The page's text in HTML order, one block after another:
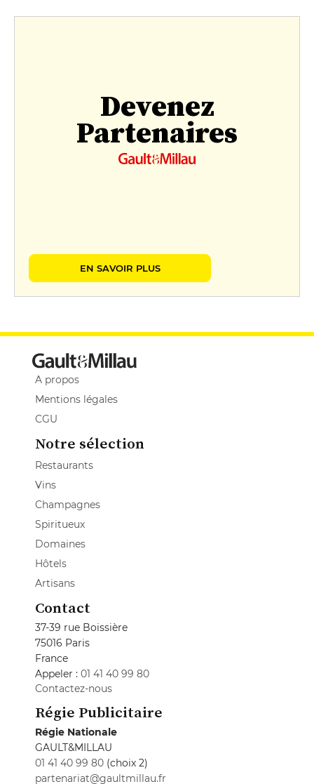
Devenez
Partenaires
EN SAVOIR PLUS
A propos
Mentions légales
CGU
Notre sélection
Restaurants
Vins
Champagnes
Spiritueux
Domaines
Hôtels
Artisans
Contact
37-39 rue Boissière
75016 Paris
France
Appeler : 01 41 40 99 80
Contactez-nous
Régie Publicitaire
Régie Nationale
GAULT&MILLAU
01 41 40 99 80 (choix 2)
partenariat@gaultmillau.fr